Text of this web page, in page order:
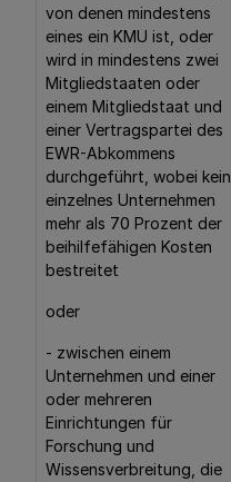
von denen mindestens
eines ein KMU ist, oder
wird in mindestens zwei
Mitgliedstaaten oder
einem Mitgliedstaat und
einer Vertragspartei des
EWR-Abkommens
durchgeführt, wobei kein
einzelnes Unternehmen
mehr als 70 Prozent der
beihilfefähigen Kosten
bestreitet
oder
- zwischen einem
Unternehmen und einer
oder mehreren
Einrichtungen für
Forschung und
Wissensverbreitung, die